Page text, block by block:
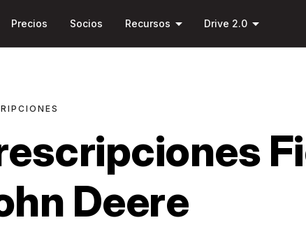
contenido
Precios Socios Recursos arrow_drop_down Drive 2.0arrow_drop_down
Deere